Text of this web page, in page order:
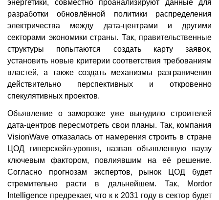
энергетики, совместно проанализируют данные для
разработки обновлённой политики распределения
электричества между дата-центрами и другими
секторами экономики страны. Так, правительственные
структуры попытаются создать карту заявок,
установить новые критерии соответствия требованиям
властей, а также создать механизмы разграничения
действительно перспективных и откровенно
спекулятивных проектов.
Объявление о заморозке уже вынудило строителей
дата-центров пересмотреть свои планы. Так, компания
VisionWave отказалась от намерения строить в стране
ЦОД гиперскейл-уровня, назвав объявленную паузу
ключевым фактором, повлиявшим на её решение.
Согласно прогнозам экспертов, рынок ЦОД будет
стремительно расти в дальнейшем. Так, Mordor
Intelligence предрекает, что к к 2031 году в сектор будет